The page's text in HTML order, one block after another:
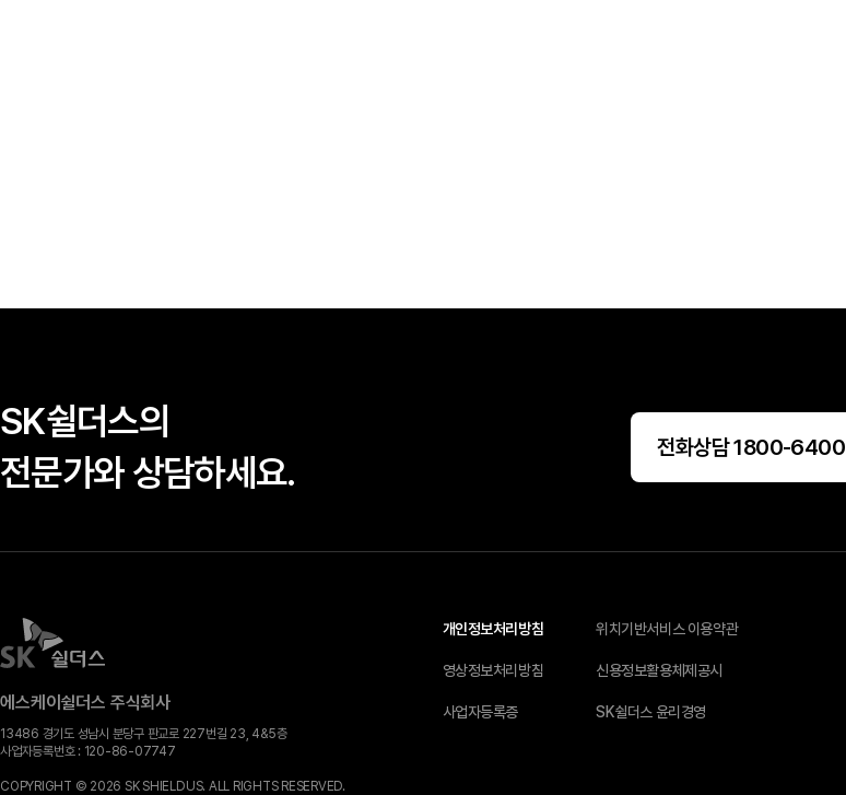
SK쉴더스의
전문가와 상담하세요.
전화상담 1800-6400
에스케이쉴더스 주식회사
13486 경기도 성남시 분당구 판교로 227번길 23, 4&5층
사업자등록번호 : 120-​86-​07747
COPYRIGHT © 2026 SK SHIELDUS. ALL RIGHTS RESERVED.
개인정보처리방침
영상정보처리방침
사업자등록증
위치기반서비스 이용약관
신용정보활용체제공시
SK쉴더스 윤리경영